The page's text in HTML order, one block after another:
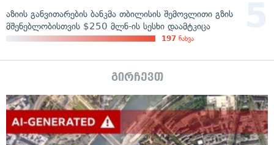
აზიის განვითარების ბანკმა თბილისის შემოვლითი გზის
მშენებლობისთვის $250 მლნ-ის სესხი დაამტკიცა
197 ნახვა
გირჩევთ